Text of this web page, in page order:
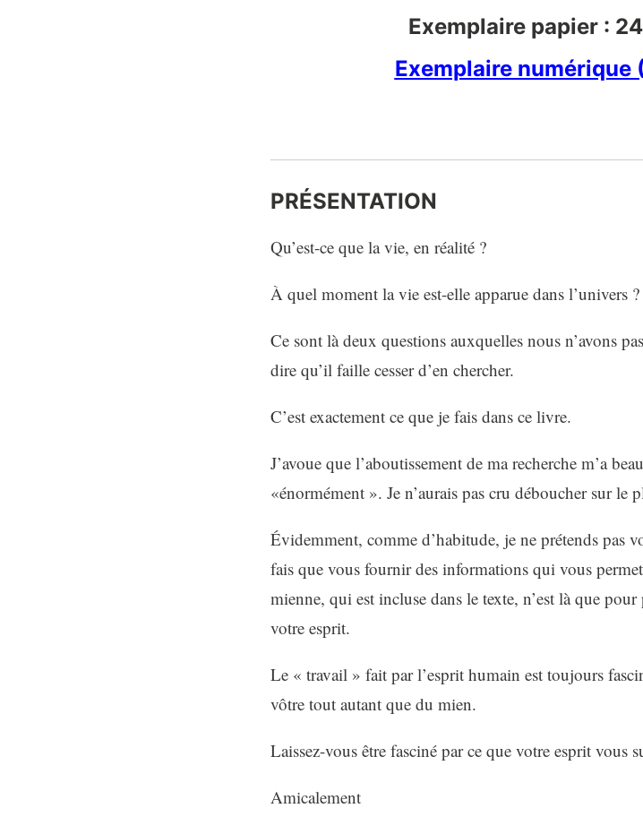
Exemplaire papier :
Exemplaire numérique
PRÉSENTATION
Qu’est-ce que la vie, en réalité ?
À quel moment la vie est-elle apparue dans l’univers ?
Ce sont là deux questions auxquelles nous n’avons
dire qu’il faille cesser d’en chercher.
C’est exactement ce que je fais dans ce livre.
J’avoue que l’aboutissement de ma recherche m’a
«énormément ». Je n’aurais pas cru déboucher sur le
Évidemment, comme d’habitude, je ne prétends pas
fais que vous fournir des informations qui vous
mienne, qui est incluse dans le texte, n’est là que
votre esprit.
Le « travail » fait par l’esprit humain est toujours
vôtre tout autant que du mien.
Laissez-vous être fasciné par ce que votre esprit vous
Amicalement